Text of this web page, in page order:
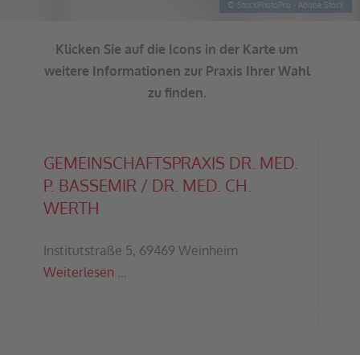
Klicken Sie auf die Icons in der Karte um
weitere Informationen zur Praxis Ihrer Wahl
zu finden.
GEMEINSCHAFTSPRAXIS DR. MED.
P. BASSEMIR / DR. MED. CH.
WERTH
Institutstraße 5, 69469 Weinheim
Weiterlesen …